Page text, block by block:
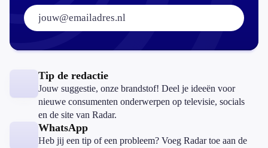
E-mailadres:
Tip de redactie
Jouw suggestie, onze brandstof! Deel je ideeën voor
nieuwe consumenten onderwerpen op televisie, socials
en de site van Radar.
WhatsApp
Heb jij een tip of een probleem? Voeg Radar toe aan de